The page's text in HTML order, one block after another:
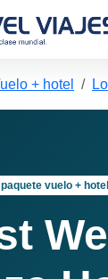
+ hotel
vuelo + hotel